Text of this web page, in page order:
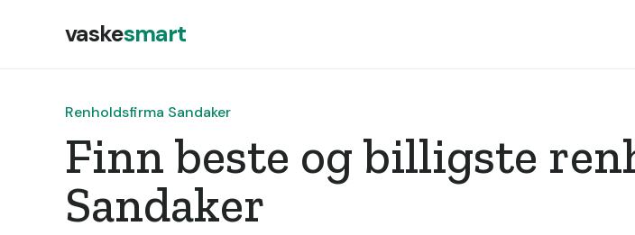
vaskesmart
Renholdsfirma Sandaker
Finn beste og billigste
Sandaker